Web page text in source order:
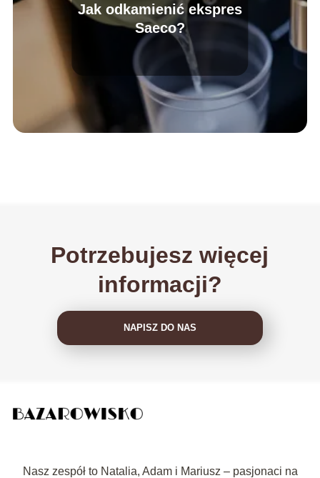
Jak odkamienić ekspres
Saeco?
Potrzebujesz więcej
informacji?
NAPISZ DO NAS
Nasz zespół to Natalia, Adam i Mariusz – pasjonaci na